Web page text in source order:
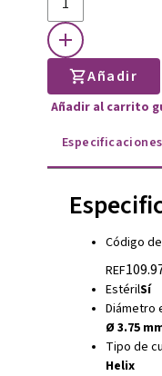
Añadir
Añadir al carrito
Especificaciones
Código
REF
EstérilSí
Diámetro
Ø 3.75
Tipo de
Helix